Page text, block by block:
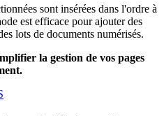
sont insérées dans l'ordre à
est efficace pour ajouter des
lots de documents numérisés.
la gestion de vos pages